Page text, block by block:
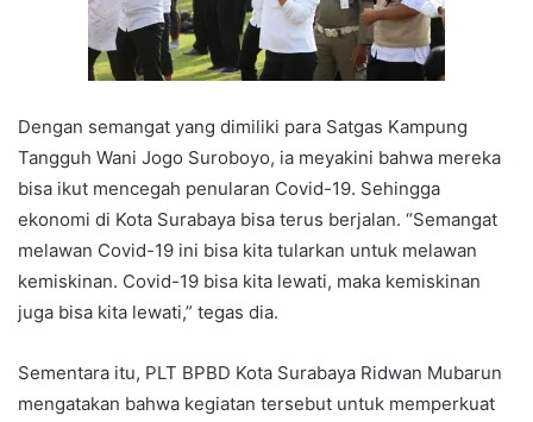
Dengan semangat yang dimiliki para Satgas Kampung
Tangguh Wani Jogo Suroboyo, ia meyakini bahwa mereka
bisa ikut mencegah penularan Covid-19. Sehingga
ekonomi di Kota Surabaya bisa terus berjalan. “Semangat
melawan Covid-19 ini bisa kita tularkan untuk melawan
kemiskinan. Covid-19 bisa kita lewati, maka kemiskinan
juga bisa kita lewati,” tegas dia.
Sementara itu, PLT BPBD Kota Surabaya Ridwan Mubarun
mengatakan bahwa kegiatan tersebut untuk memperkuat